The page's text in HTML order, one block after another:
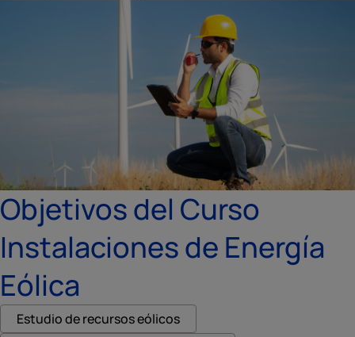
Objetivos del Curso
Instalaciones de Energía
Eólica
Estudio de recursos eólicos